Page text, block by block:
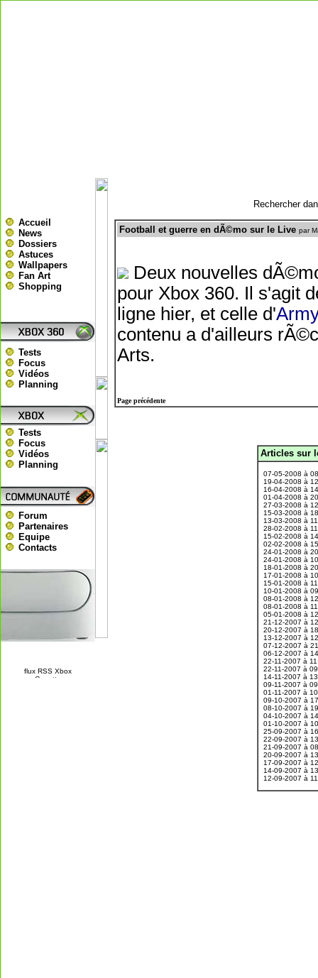
Accueil
News
Dossiers
Astuces
Wallpapers
Fan Art
Shopping
Tests
Focus
Vidéos
Planning
Tests
Focus
Vidéos
Planning
Forum
Partenaires
Equipe
Contacts
Rechercher
Football et guerre en dÃ©mo sur le Live par
Deux nouvelles
pour Xbox 360. Il s'agit
ligne hier, et celle d'
contenu a d'ailleurs
Arts.
Page précédente
Articles sur
07-05-2008 à
19-04-2008 à
16-04-2008 à
01-04-2008 à
27-03-2008 à
15-03-2008 à
13-03-2008 à
28-02-2008 à
15-02-2008 à
02-02-2008 à
24-01-2008 à
24-01-2008 à
18-01-2008 à
17-01-2008 à
15-01-2008 à
10-01-2008 à
08-01-2008 à
08-01-2008 à
05-01-2008 à
21-12-2007 à
20-12-2007 à
13-12-2007 à
07-12-2007 à
06-12-2007 à
22-11-2007 à
22-11-2007 à
14-11-2007 à
09-11-2007 à
01-11-2007 à
09-10-2007 à
08-10-2007 à
04-10-2007 à
01-10-2007 à
25-09-2007 à
22-09-2007 à
21-09-2007 à
20-09-2007 à
17-09-2007 à
14-09-2007 à
12-09-2007 à